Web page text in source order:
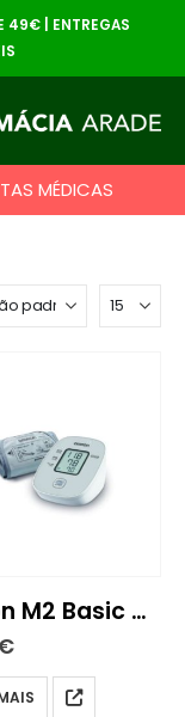
49€ | ENTREGAS
MÉDICAS
Omron M2 Basic HEM7121J-E Medidor Pressão Arterial Braço